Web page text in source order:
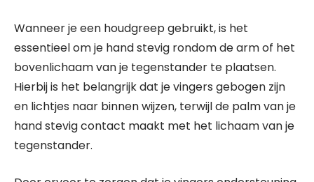
Wanneer je een houdgreep gebruikt, is het
essentieel om je hand stevig rondom de arm of het
bovenlichaam van je tegenstander te plaatsen.
Hierbij is het belangrijk dat je vingers gebogen zijn
en lichtjes naar binnen wijzen, terwijl de palm van je
hand stevig contact maakt met het lichaam van je
tegenstander.